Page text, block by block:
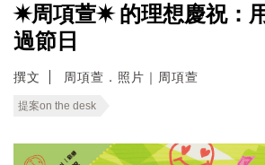
✷周項萱✷ 的理想慶祝：
過節日
撰文 周項萱．照片｜周項萱
提案on the desk